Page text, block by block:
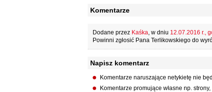
Komentarze
Dodane przez Kaśka, w dniu 12.07.2016 r.,
Powinni zgłosić Pana Terlikowskiego do
Napisz komentarz
Komentarze naruszające netykietę nie
Komentarze promujące własne np.